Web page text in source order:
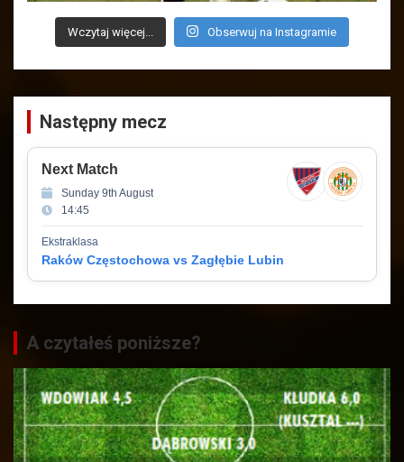
Wczytaj więcej... Obserwuj na Instagramie
Następny mecz
Next Match
Sunday 9th August
14:45
Ekstraklasa
Raków Częstochowa vs Zagłębie Lubin
A czytałeś poniższe?